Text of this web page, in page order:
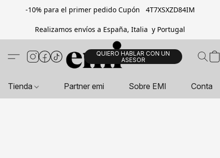
-10% para el primer pedido Cupón 4T7XSXZD84IM
Realizamos envíos a España, Italia y Portugal
QUIERO HABLAR CON UN
ASESOR
Tienda Partner emi Sobre EMI